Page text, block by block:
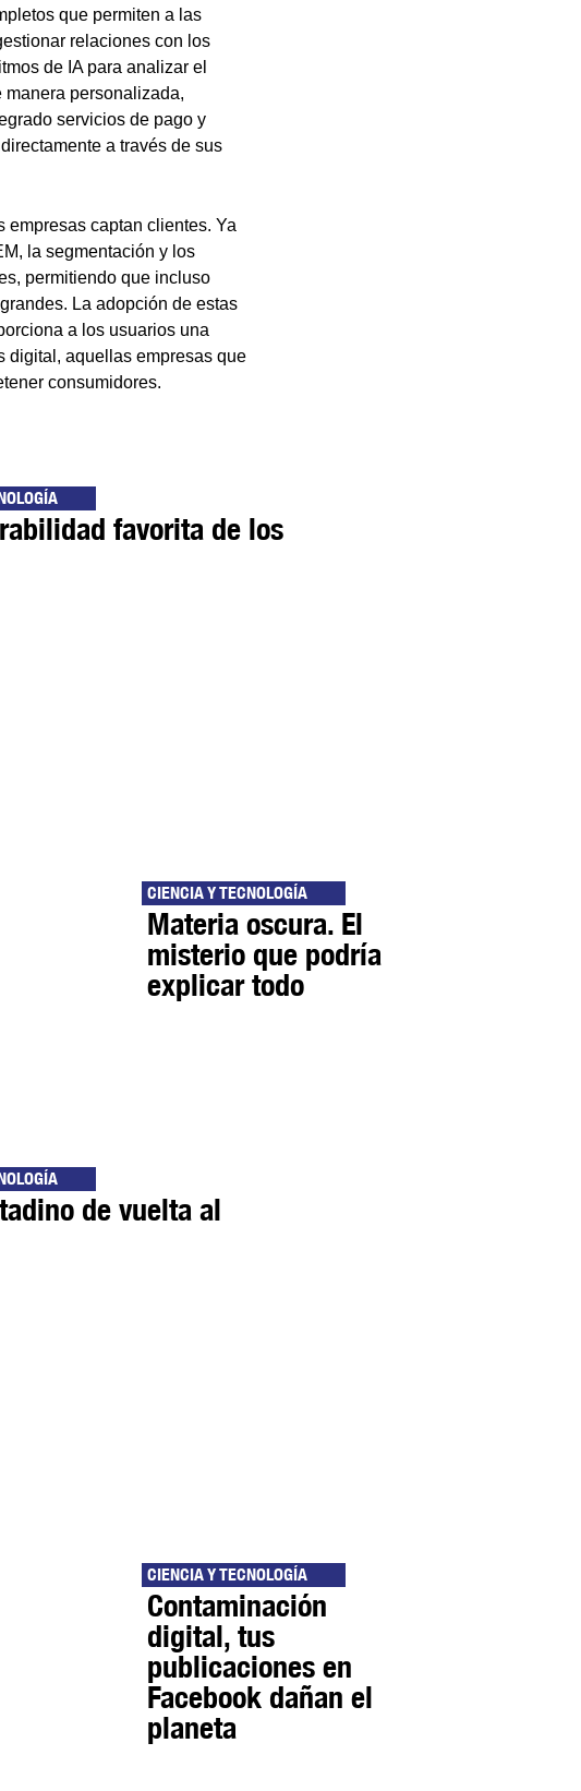
que permiten a las
relaciones con los
de IA para analizar el
manera personalizada,
servicios de pago y
a través de sus
empresas captan clientes. Ya
la segmentación y los
permitiendo que incluso
La adopción de estas
a los usuarios una
digital, aquellas empresas que
consumidores.
favorita de los
CIENCIA Y TECNOLOGÍA
Materia oscura. El
misterio que podría
explicar todo
de vuelta al
CIENCIA Y TECNOLOGÍA
Contaminación
digital, tus
publicaciones en
Facebook dañan el
planeta